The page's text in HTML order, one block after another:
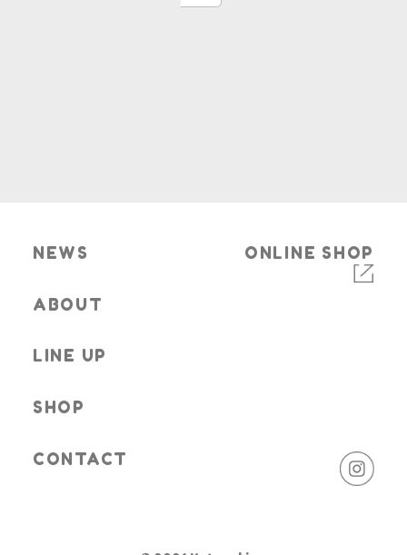
NEWS
ABOUT
LINE UP
SHOP
CONTACT
ONLINE SHOP